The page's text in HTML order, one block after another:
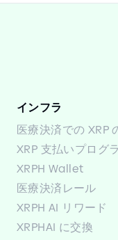
インフラ
医療決済での XRP
XRP 支払いプログ
XRPH Wallet
医療決済レール
XRPH AI リワード
XRPHAI に交換